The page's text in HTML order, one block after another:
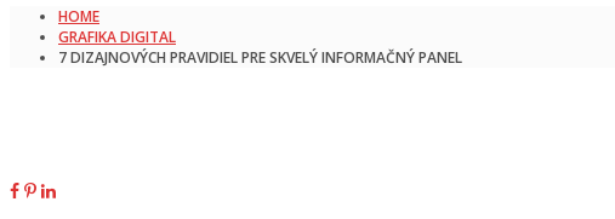
HOME
GRAFIKA DIGITAL
7 DIZAJNOVÝCH PRAVIDIEL PRE SKVELÝ INFORMAČNÝ PANEL